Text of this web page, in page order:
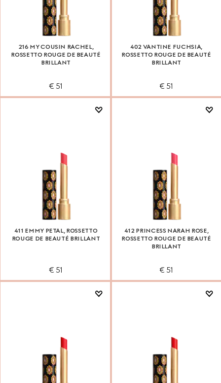
216 MY COUSIN RACHEL,
ROSSETTO ROUGE DE BEAUTÉ
BRILLANT
€ 51
402 VANTINE FUCHSIA,
ROSSETTO ROUGE DE BEAUTÉ
BRILLANT
€ 51
411 EMMY PETAL, ROSSETTO
ROUGE DE BEAUTÉ BRILLANT
€ 51
412 PRINCESS NARAH ROSE,
ROSSETTO ROUGE DE BEAUTÉ
BRILLANT
€ 51